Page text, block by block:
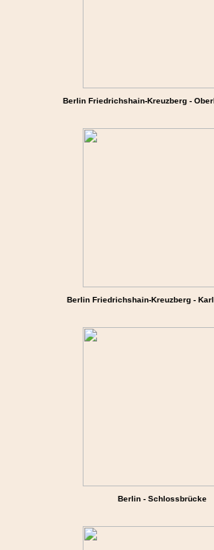
Berlin Friedrichshain-Kreuzberg -
Berlin Friedrichshain-Kreuzberg -
Berlin - Schlossbrücke